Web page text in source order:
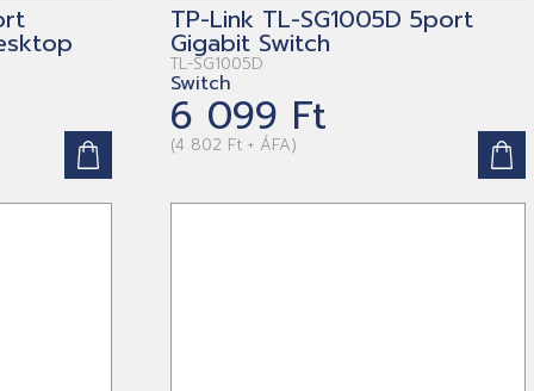
TP-Link TL-SG1005D 5port
Gigabit Switch
TL-SG1005D
Switch
6 099 Ft
(4 802 Ft + ÁFA)